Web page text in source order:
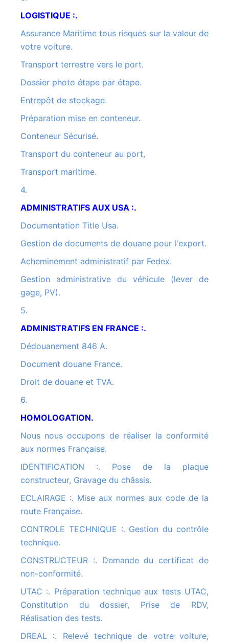
LOGISTIQUE :.
Assurance Maritime tous risques sur la valeur de
votre voiture.
Transport terrestre vers le port.
Dossier photo étape par étape.
Entrepôt de stockage.
Préparation mise en conteneur.
Conteneur Sécurisé.
Transport du conteneur au port,
Transport maritime.
4.
ADMINISTRATIFS AUX USA :.
Documentation Title Usa.
Gestion de documents de douane pour l'export.
Acheminement administratif par Fedex.
Gestion administrative du véhicule (lever de
gage, PV).
5.
ADMINISTRATIFS EN FRANCE :.
Dédouanement 846 A.
Document douane France.
Droit de douane et TVA.
6.
HOMOLOGATION.
Nous nous occupons de réaliser la conformité
aux normes Française.
IDENTIFICATION :. Pose de la plaque
constructeur, Gravage du châssis.
ECLAIRAGE :. Mise aux normes aux code de la
route Française.
CONTROLE TECHNIQUE :. Gestion du contrôle
technique.
CONSTRUCTEUR :. Demande du certificat de
non-conformité.
UTAC :. Préparation technique aux tests UTAC,
Constitution du dossier, Prise de RDV,
Réalisation des tests.
DREAL :. Relevé technique de votre voiture,